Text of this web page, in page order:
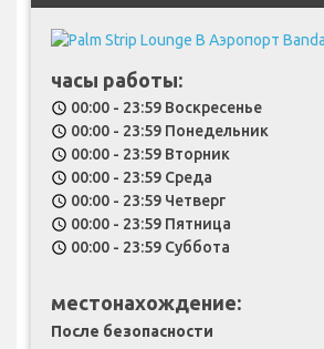
часы работы:
schedule 00:00 - 23:59 Воскресенье
schedule 00:00 - 23:59 Понедельник
schedule 00:00 - 23:59 Вторник
schedule 00:00 - 23:59 Среда
schedule 00:00 - 23:59 Четверг
schedule 00:00 - 23:59 Пятница
schedule 00:00 - 23:59 Суббота
местонахождение:
После безопасности